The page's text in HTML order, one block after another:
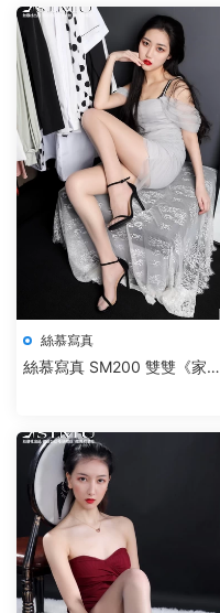
絲慕寫真
絲慕寫真 SM200 雙雙《家妻